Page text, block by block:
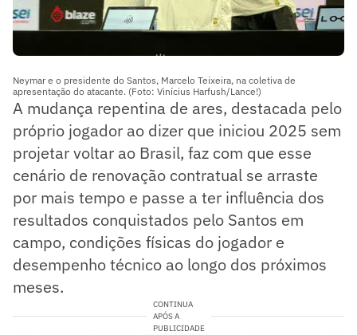
Neymar e o presidente do Santos, Marcelo Teixeira, na coletiva de
apresentação do atacante. (Foto: Vinícius Harfush/Lance!)
A mudança repentina de ares, destacada pelo
próprio jogador ao dizer que iniciou 2025 sem
projetar voltar ao Brasil, faz com que esse
cenário de renovação contratual se arraste
por mais tempo e passe a ter influência dos
resultados conquistados pelo Santos em
campo, condições físicas do jogador e
desempenho técnico ao longo dos próximos
meses.
CONTINUA
APÓS A
PUBLICIDADE